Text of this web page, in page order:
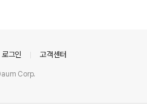
로그인 고객센터
Corp.